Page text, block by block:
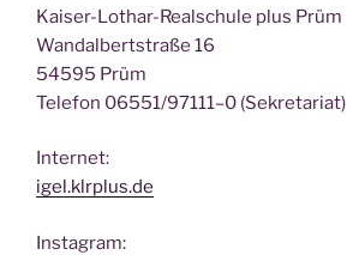
Kai­ser-Lothar-Real­schu­le plus Prüm
Wan­dal­bert­stra­ße 16
54595 Prüm
Tele­fon 06551/97111–0 (Sekre­ta­ri­at)
Inter­net:
igel.klrplus.de
Insta­gram: